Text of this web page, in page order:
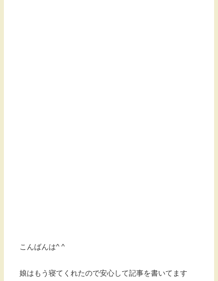
こんばんは^ ^
娘はもう寝てくれたので安心して記事を書いてます